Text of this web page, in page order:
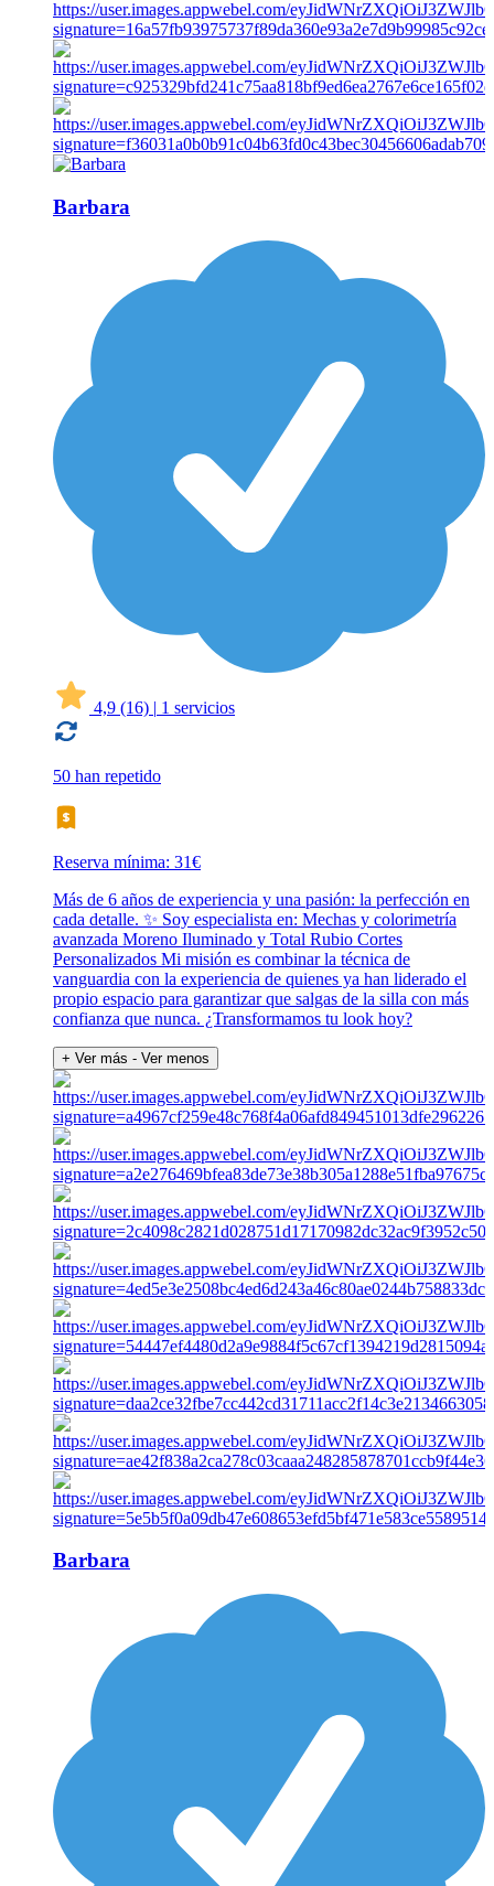
Barbara
4,9 (16) | 1 servicios
50 han repetido
Reserva mínima: 31€
Más de 6 años de experiencia y una pasión: la perfección en
cada detalle. ✨ Soy especialista en: Mechas y colorimetría
avanzada Moreno Iluminado y Total Rubio Cortes
Personalizados Mi misión es combinar la técnica de
vanguardia con la experiencia de quienes ya han liderado el
propio espacio para garantizar que salgas de la silla con más
confianza que nunca. ¿Transformamos tu look hoy?
+ Ver más - Ver menos
Barbara